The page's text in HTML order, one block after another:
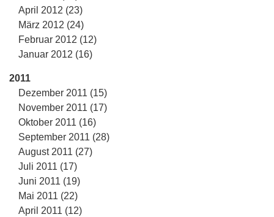
April 2012 (23)
März 2012 (24)
Februar 2012 (12)
Januar 2012 (16)
2011
Dezember 2011 (15)
November 2011 (17)
Oktober 2011 (16)
September 2011 (28)
August 2011 (27)
Juli 2011 (17)
Juni 2011 (19)
Mai 2011 (22)
April 2011 (12)